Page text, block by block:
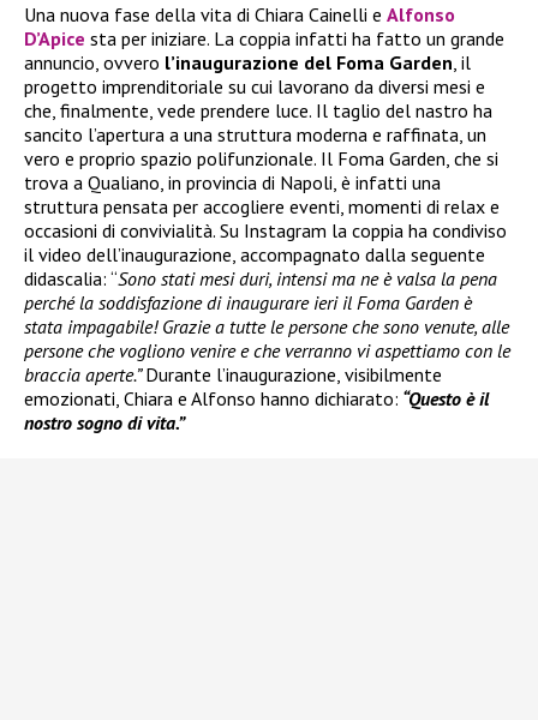
Una nuova fase della vita di Chiara Cainelli e Alfonso
D’Apice sta per iniziare. La coppia infatti ha fatto un grande
annuncio, ovvero l’inaugurazione del Foma Garden , il
progetto imprenditoriale su cui lavorano da diversi mesi e
che, finalmente, vede prendere luce. Il taglio del nastro ha
sancito l’apertura a una struttura moderna e raffinata, un
vero e proprio spazio polifunzionale. Il Foma Garden, che si
trova a Qualiano, in provincia di Napoli, è infatti una
struttura pensata per accogliere eventi, momenti di relax e
occasioni di convivialità. Su Instagram la coppia ha condiviso
il video dell’inaugurazione, accompagnato dalla seguente
didascalia: “Sono stati mesi duri, intensi ma ne è valsa la pena
perché la soddisfazione di inaugurare ieri il Foma Garden è
stata impagabile! Grazie a tutte le persone che sono venute, alle
persone che vogliono venire e che verranno vi aspettiamo con le
braccia aperte.”Durante l’inaugurazione, visibilmente
emozionati, Chiara e Alfonso hanno dichiarato: “Questo è il
nostro sogno di vita.”